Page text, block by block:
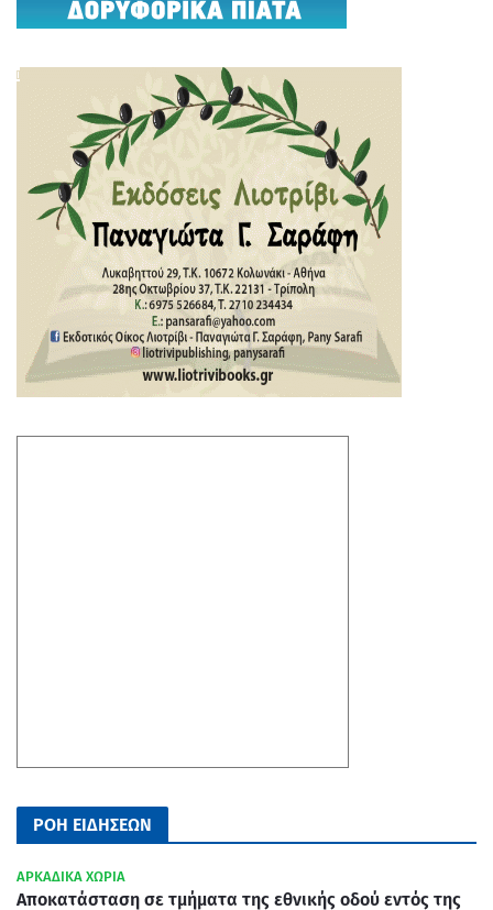
ΡΟΗ ΕΙΔΗΣΕΩΝ
ΑΡΚΑΔΙΚΑ ΧΩΡΙΑ
Aποκατάσταση σε τμήματα της εθνικής οδού εντός της